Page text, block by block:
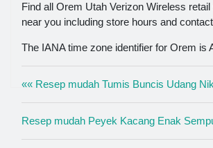
Find all Orem Utah Verizon Wireless
near you including store hours and
The IANA time zone identifier for Orem is
«« Resep mudah Tumis Buncis Udang
Resep mudah Peyek Kacang Enak